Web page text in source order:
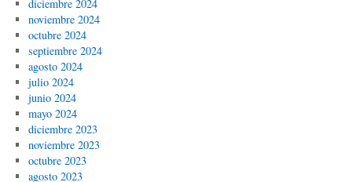
diciembre 2024
noviembre 2024
octubre 2024
septiembre 2024
agosto 2024
julio 2024
junio 2024
mayo 2024
diciembre 2023
noviembre 2023
octubre 2023
agosto 2023